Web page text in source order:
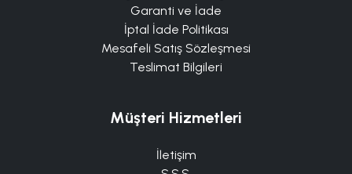
Garanti ve İade
İptal İade Politikası
Mesafeli Satış Sözleşmesi
Teslimat Bilgileri
Müşteri Hizmetleri
İletişim